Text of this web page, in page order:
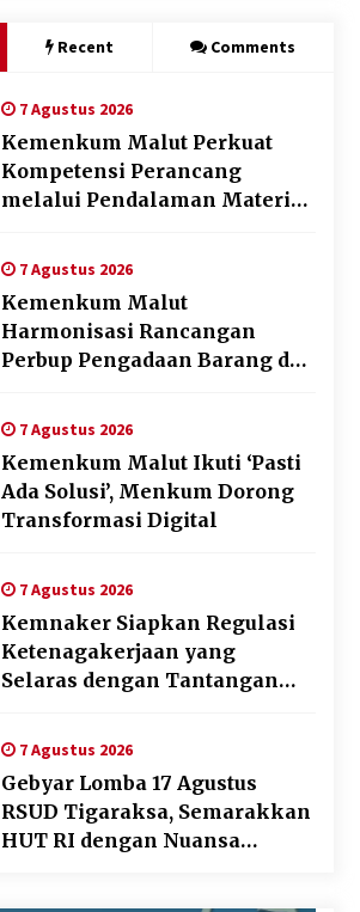
Recent Comments
7 Agustus 2026
Kemenkum Malut Perkuat
Kompetensi Perancang
melalui Pendalaman Materi
Daerah
7 Agustus 2026
Kemenkum Malut
Harmonisasi Rancangan
Perbup Pengadaan Barang dan
7 Agustus 2026
Kemenkum Malut Ikuti ‘Pasti
Ada Solusi’, Menkum Dorong
Transformasi Digital
7 Agustus 2026
Kemnaker Siapkan Regulasi
Ketenagakerjaan yang
Selaras dengan Tantangan
7 Agustus 2026
Gebyar Lomba 17 Agustus
RSUD Tigaraksa, Semarakkan
HUT RI dengan Nuansa